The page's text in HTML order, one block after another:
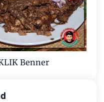
Benner